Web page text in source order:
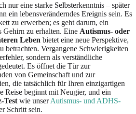
nur eine starke Selbsterkenntnis – später
ein lebensveränderndes Ereignis sein. Es
zu erwerben; es geht darum, ein
Gehirn zu erhalten. Eine Autismus- oder
Leben bietet eine neue Perspektive,
betrachten. Vergangene Schwierigkeiten
sondern als verständliche
Es öffnet die Tür zur
von Gemeinschaft und zur
die tatsächlich für Ihren einzigartigen
Reise beginnt mit Neugier, und ein
Test wie unserAutismus- und ADHS-
Schritt sein.